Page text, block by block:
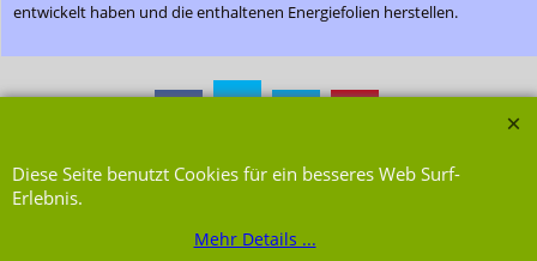
entwickelt haben und die enthaltenen Energiefolien herstellen.
Diese Seite benutzt Cookies für ein besseres Web Surf-
Erlebnis.
Mehr Details ...